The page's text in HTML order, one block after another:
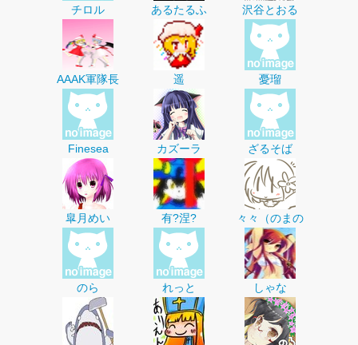
チロル あるたるふ 沢谷とおる
AAAK軍隊長 遥 憂瑠
Finesea カズーラ ざるそば
皐月めい 有?涅? 々々（のまの
のら れっと しゃな